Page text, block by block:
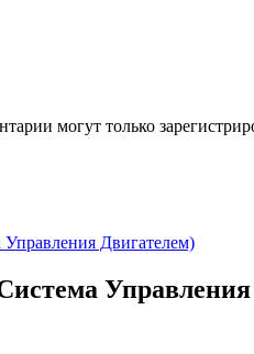
могут только
Двигателем)
Управления